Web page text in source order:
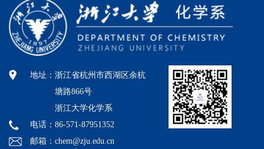
地址： 浙江省杭州市西湖区余杭
塘路866号
浙江大学化学系
电话：86-571-87951352
邮箱：chem@zju.edu.cn